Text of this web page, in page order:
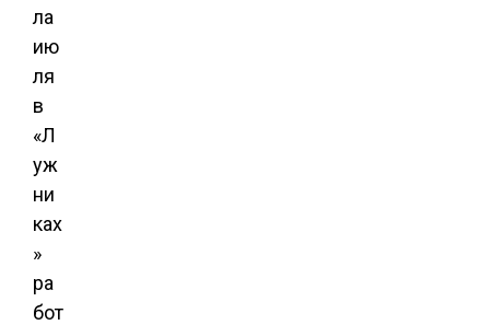
ла
ию
ля
в
«Л
уж
ни
ках
»
ра
бот